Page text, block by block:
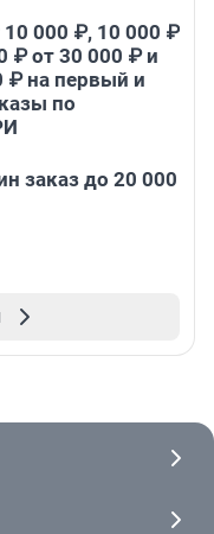
000 ₽, 10 000 ₽
₽ от 30 000 ₽ и
₽ на первый и
по
заказ до 20 000